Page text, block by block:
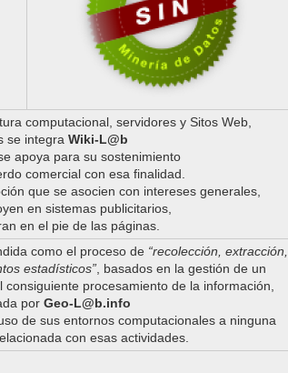
computacional, servidores y Sitos Web,
se integra Wiki-L@b
apoya para su sostenimiento
comercial con esa finalidad.
que se asocien con intereses generales,
en sistemas publicitarios,
en el pie de las páginas.
como el proceso de “recolección, extracción,
estadísticos”, basados en la gestión de un
procesamiento de la información,
porGeo-L@b.info
de sus entornos computacionales a ninguna
con esas actividades.